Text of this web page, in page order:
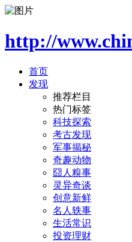
http://
首页
发现
推荐栏目
热门标签
科技探索
考古发现
军事揭秘
奇趣动物
囧人糗事
灵异奇谈
创意新鲜
名人轶事
生活常识
投资理财